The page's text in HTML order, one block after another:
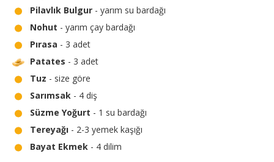
Pilavlık Bulgur - yarım su bardağı
Nohut - yarım çay bardağı
Pırasa - 3 adet
Patates - 3 adet
Tuz - size göre
Sarımsak - 4 diş
Süzme Yoğurt - 1 su bardağı
Tereyağı - 2-3 yemek kaşığı
Bayat Ekmek - 4 dilim